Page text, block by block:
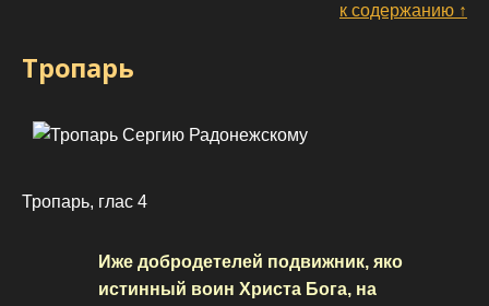
к содержанию ↑
Тропарь
Тропарь, глас 4
Иже добродетелей подвижник, яко
истинный воин Христа Бога, на